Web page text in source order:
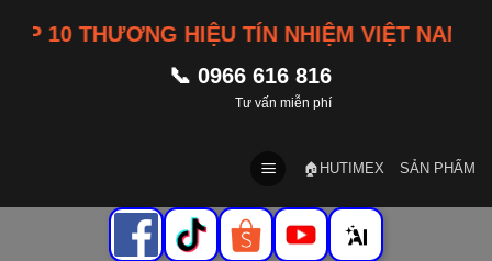
THƯƠNG HIỆU TÍN NHIỆM VIỆT NAM
📞 0966 616 816
Tư vấn miễn phí
🏠HUTIMEX SẢN PHẨM